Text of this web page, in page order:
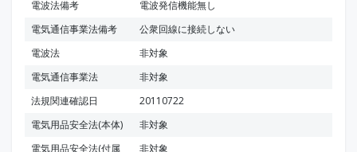
電波法備考
電波発信機能無し
電気通信事業法備考
公衆回線に接続しない
電波法
非対象
電気通信事業法
非対象
法規関連確認日
20110722
電気用品安全法(本体)
非対象
電気用品安全法(付属
非対象